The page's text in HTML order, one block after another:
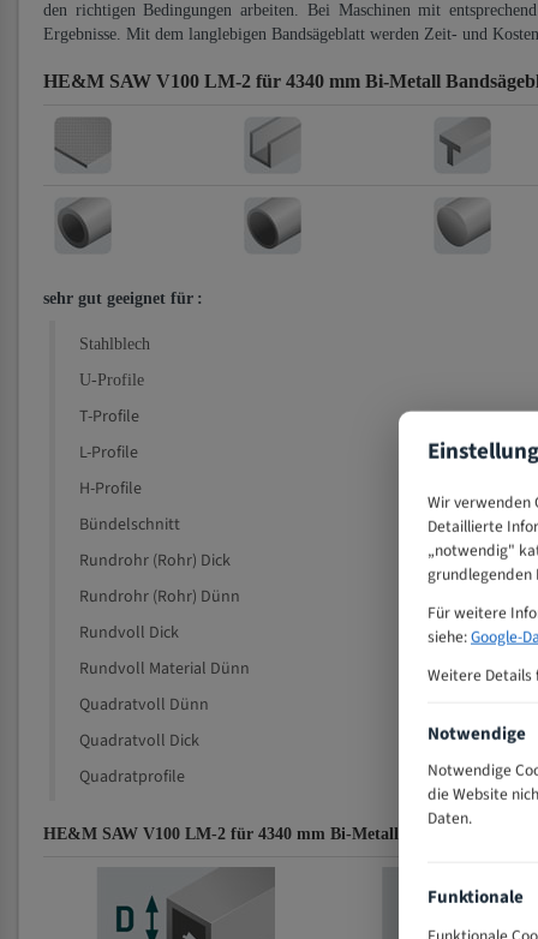
den richtigen Bedingungen arbeiten. Bei Maschinen mit
Ergebnisse. Mit dem langlebigen Bandsägeblatt werden Zeit- und
HE&M SAW V100 LM-2 für 4340 mm Bi-Metall
sehr gut geeignet für :
Stahlblech
U-Profile
T-Profile
L-Profile
H-Profile
Bündelschnitt
Rundrohr (Rohr) Dick
Rundrohr (Rohr) Dünn
Rundvoll Dick
Rundvoll Material Dünn
Quadratvoll Dünn
Quadratvoll Dick
Quadratprofile
HE&M SAW V100 LM-2 für 4340 mm Bi-Metall Bandsägeblätter
Wir verwenden
Detaillierte
„notwendig"
grundlegenden
Für weitere
siehe:Google-
Weitere Details
Notwendige
Notwendige
die Website
Daten.
Funktionale